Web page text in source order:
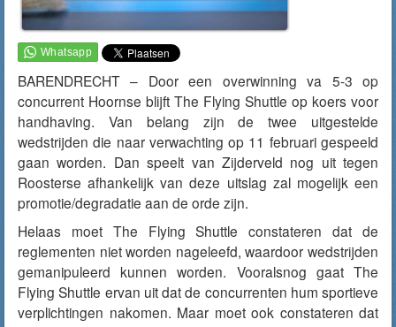
BARENDRECHT – Door een overwinning va 5-3 op
concurrent Hoornse blijft The Flying Shuttle op koers voor
handhaving. Van belang zijn de twee uitgestelde
wedstrijden die naar verwachting op 11 februari gespeeld
gaan worden. Dan speelt van Zijderveld nog uit tegen
Roosterse afhankelijk van deze uitslag zal mogelijk een
promotie/degradatie aan de orde zijn.
Helaas moet The Flying Shuttle constateren dat de
reglementen niet worden nageleefd, waardoor wedstrijden
gemanipuleerd kunnen worden. Vooralsnog gaat The
Flying Shuttle ervan uit dat de concurrenten hum sportieve
verplichtingen nakomen. Maar moet ook constateren dat